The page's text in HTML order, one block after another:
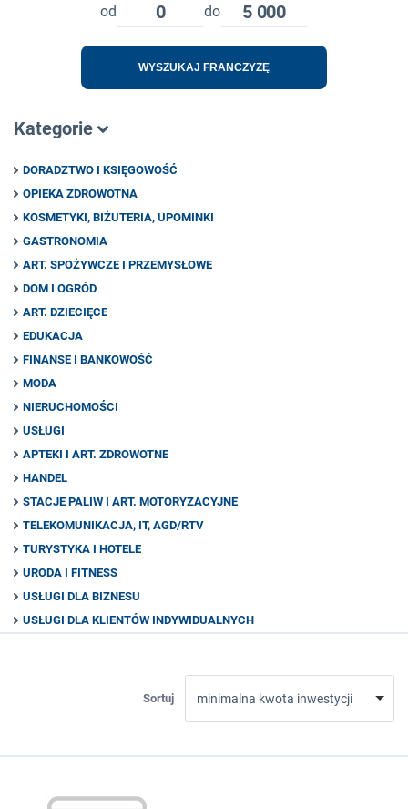
od 0 do 5 000
WYSZUKAJ FRANCZYZĘ
Kategorie
DORADZTWO I KSIĘGOWOŚĆ
OPIEKA ZDROWOTNA
KOSMETYKI, BIŻUTERIA, UPOMINKI
GASTRONOMIA
ART. SPOŻYWCZE I PRZEMYSŁOWE
DOM I OGRÓD
ART. DZIECIĘCE
EDUKACJA
FINANSE I BANKOWOŚĆ
MODA
NIERUCHOMOŚCI
USŁUGI
APTEKI I ART. ZDROWOTNE
HANDEL
STACJE PALIW I ART. MOTORYZACYJNE
TELEKOMUNIKACJA, IT, AGD/RTV
TURYSTYKA I HOTELE
URODA I FITNESS
USŁUGI DLA BIZNESU
USŁUGI DLA KLIENTÓW INDYWIDUALNYCH
Sortuj minimalna kwota inwestycji